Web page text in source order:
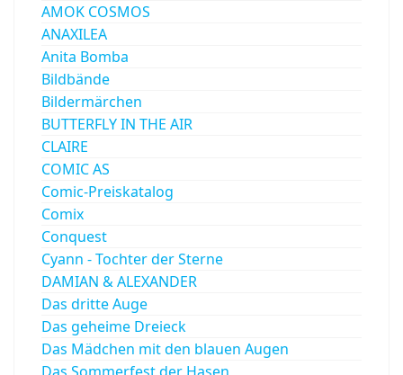
AMOK COSMOS
ANAXILEA
Anita Bomba
Bildbände
Bildermärchen
BUTTERFLY IN THE AIR
CLAIRE
COMIC AS
Comic-Preiskatalog
Comix
Conquest
Cyann - Tochter der Sterne
DAMIAN & ALEXANDER
Das dritte Auge
Das geheime Dreieck
Das Mädchen mit den blauen Augen